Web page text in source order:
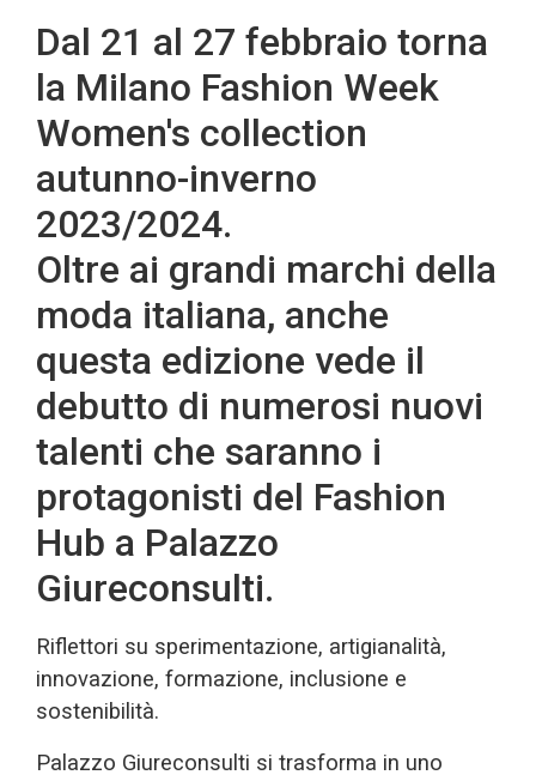
Dal 21 al 27 febbraio torna
la Milano Fashion Week
Women's collection
autunno-inverno
2023/2024.
Oltre ai grandi marchi della
moda italiana, anche
questa edizione vede il
debutto di numerosi nuovi
talenti che saranno i
protagonisti del Fashion
Hub a Palazzo
Giureconsulti.
Riflettori su sperimentazione, artigianalità,
innovazione, formazione, inclusione e
sostenibilità.
Palazzo Giureconsulti si trasforma in uno